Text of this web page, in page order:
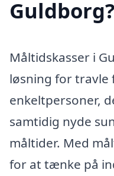
Guldborg?
Måltidskasser i
løsning for travle
enkeltpersoner,
samtidig nyde
måltider. Med
for at tænke på